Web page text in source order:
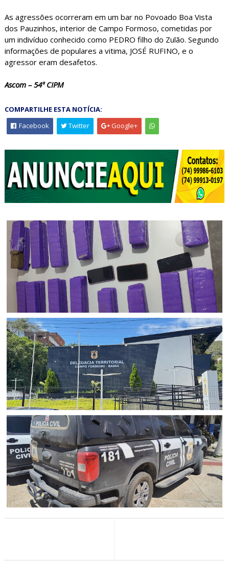
As agressões ocorreram em um bar no Povoado Boa Vista
dos Pauzinhos, interior de Campo Formoso, cometidas por
um indivíduo conhecido como PEDRO filho do Zulão. Segundo
informações de populares a vitima, JOSÉ RUFINO, e o
agressor eram desafetos.
Ascom – 54ª CIPM
COMPARTILHE ESTA NOTÍCIA:
Facebook
Twitter Google+
BAHIA
Ação policial resulta na prisão de dois suspeitos e na
apreensão de 22 kg de maconha no Sul da Bahia
CAMPO FORMOSO
Acusado de praticar homicídio no distrito de Araras é
preso pela Polícia Civil em Campo Formoso (BA)